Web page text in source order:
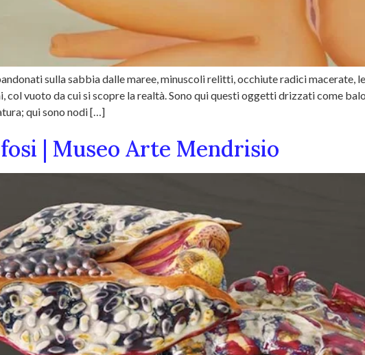
sulla sabbia dalle maree, minuscoli relitti, occhiute radici macerate,
col vuoto da cui si scopre la realtà. Sono qui questi oggetti drizzati come
qui sono nodi […]
| Museo Arte Mendrisio